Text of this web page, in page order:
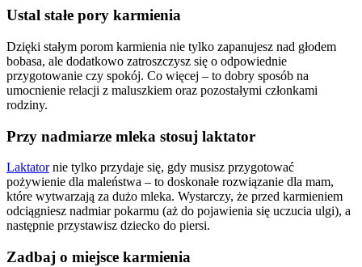
Ustal stałe pory karmienia
Dzięki stałym porom karmienia nie tylko zapanujesz nad głodem
bobasa, ale dodatkowo zatroszczysz się o odpowiednie
przygotowanie czy spokój. Co więcej – to dobry sposób na
umocnienie relacji z maluszkiem oraz pozostałymi członkami
rodziny.
Przy nadmiarze mleka stosuj laktator
Laktator nie tylko przydaje się, gdy musisz przygotować
pożywienie dla maleństwa – to doskonałe rozwiązanie dla mam,
które wytwarzają za dużo mleka. Wystarczy, że przed karmieniem
odciągniesz nadmiar pokarmu (aż do pojawienia się uczucia ulgi), a
następnie przystawisz dziecko do piersi.
Zadbaj o miejsce karmienia